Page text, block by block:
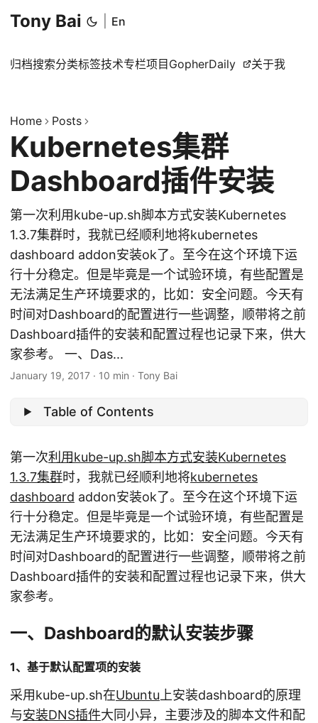
Tony Bai En
归档搜索分类标签技术专栏项目 GopherDaily 关于我
Home Posts
Kubernetes集群
Dashboard插件安装
第一次利用kube-up.sh脚本方式安装Kubernetes
1.3.7集群时，我就已经顺利地将kubernetes
dashboard addon安装ok了。至今在这个环境下运
行十分稳定。但是毕竟是一个试验环境，有些配置是
无法满足生产环境要求的，比如：安全问题。今天有
时间对Dashboard的配置进行一些调整，顺带将之前
Dashboard插件的安装和配置过程也记录下来，供大
家参考。 一、Das...
January 19, 2017 · 10 min · Tony Bai
Table of Contents
第一次利用kube-up.sh脚本方式安装Kubernetes
1.3.7集群时，我就已经顺利地将kubernetes
dashboard addon安装ok了。至今在这个环境下运
行十分稳定。但是毕竟是一个试验环境，有些配置是
无法满足生产环境要求的，比如：安全问题。今天有
时间对Dashboard的配置进行一些调整，顺带将之前
Dashboard插件的安装和配置过程也记录下来，供大
家参考。
一、Dashboard的默认安装步骤
1、基于默认配置项的安装
采用kube-up.sh在Ubuntu 上安装dashboard的原理
与安装DNS插件大同小异，主要涉及的脚本文件和配